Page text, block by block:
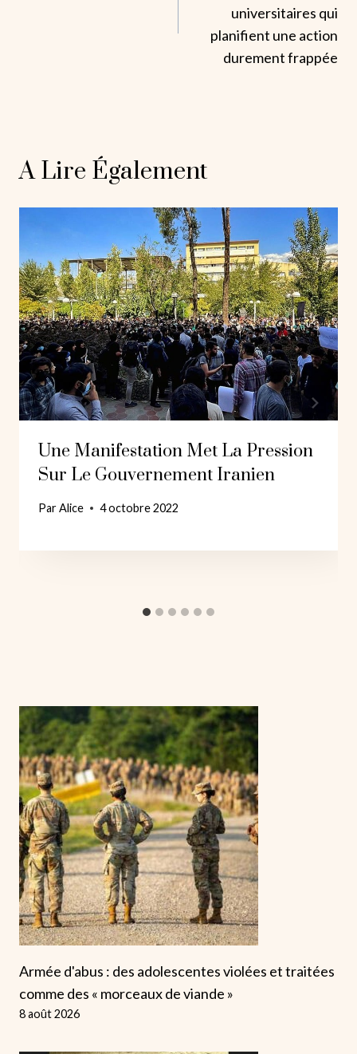
universitaires qui
planifient une action
durement frappée
A Lire Également
Une Manifestation Met La Pression
Sur Le Gouvernement Iranien
ParAlice 4 octobre 2022
Armée d'abus : des adolescentes violées et traitées
comme des « morceaux de viande »
8 août 2026